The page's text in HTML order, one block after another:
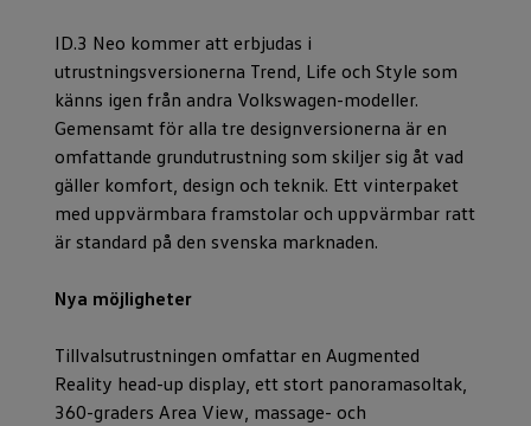
ID.3 Neo kommer att erbjudas i
utrustningsversionerna Trend, Life och Style som
känns igen från andra Volkswagen-modeller.
Gemensamt för alla tre designversionerna är en
omfattande grundutrustning som skiljer sig åt vad
gäller komfort, design och teknik. Ett vinterpaket
med uppvärmbara framstolar och uppvärmbar ratt
är standard på den svenska marknaden.
Nya möjligheter
Tillvalsutrustningen omfattar en Augmented
Reality head-up display, ett stort panoramasoltak,
360-graders Area View, massage- och